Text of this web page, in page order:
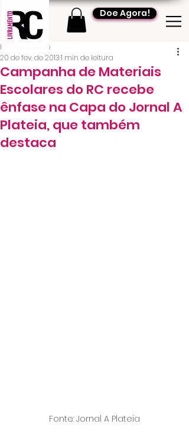
Doe Agora!
Campanha de Materiais
Escolares do RC recebe
ênfase na Capa do Jornal A
Plateia, que também
destaca
RC Livramento
20 de fev. de 20131 min de leitura
Fonte: Jornal A Plateia